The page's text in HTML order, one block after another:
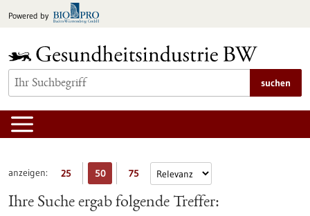
Inhalt
Powered by
suchen
anzeigen: 25 50 75
Ihre Suche ergab folgende Treffer: